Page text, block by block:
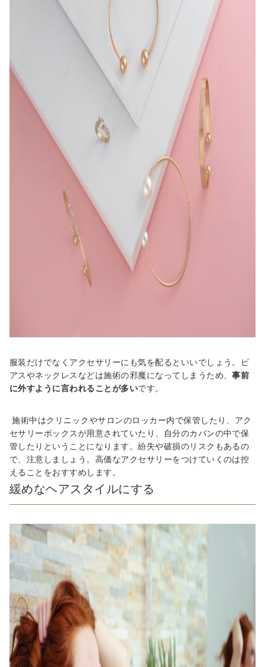
服装だけでなくアクセサリーにも気を配るといいでしょう。ピ
アスやネックレスなどは施術の邪魔になってしまうため、事前
に外すように言われることが多いです。
施術中はクリニックやサロンのロッカー内で保管したり、アク
セサリーボックスが用意されていたり、自分のカバンの中で保
管したりということになります。紛失や破損のリスクもあるの
で、注意しましょう。高価なアクセサリーをつけていくのは控
えることをおすすめします。
緩めなヘアスタイルにする